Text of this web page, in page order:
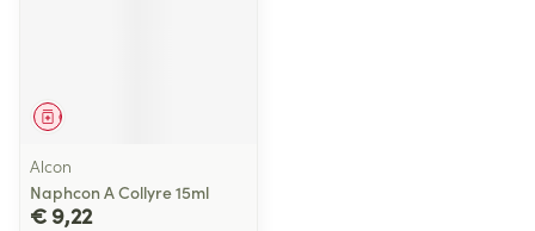
Geneesmiddel
Alcon
Naphcon A Collyre 15ml
€ 9,22